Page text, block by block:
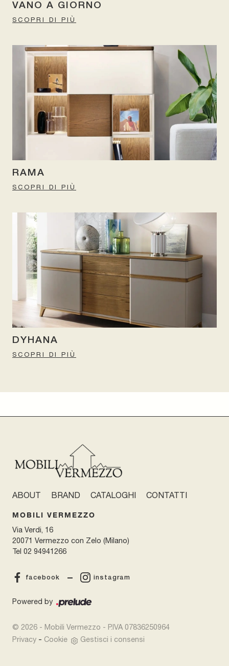
VANO A GIORNO
SCOPRI DI PIÙ
RAMA
SCOPRI DI PIÙ
DYHANA
SCOPRI DI PIÙ
ABOUT BRAND CATALOGHI CONTATTI
MOBILI VERMEZZO
Via Verdi, 16
20071 Vermezzo con Zelo (Milano)
Tel 02 94941266
facebook instagram
Powered by
© 2026 - Mobili Vermezzo - P.IVA 07836250964
Privacy - Cookie Gestisci i consensi